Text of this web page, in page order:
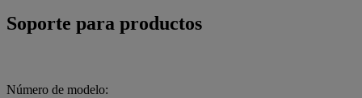
Soporte para productos
Número de modelo: